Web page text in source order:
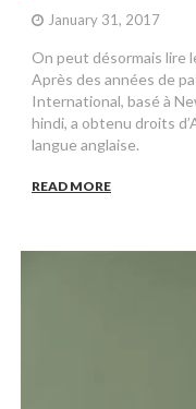
January 31, 2017
On peut désormais lire
Après des années de
International, basé à
hindi, a obtenu droits
langue anglaise.
READ MORE